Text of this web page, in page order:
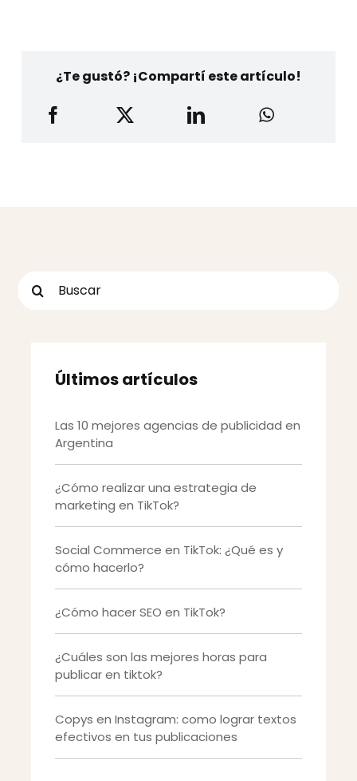
¿Te gustó? ¡Compartí este artículo!
Últimos artículos
Las 10 mejores agencias de publicidad en
Argentina
¿Cómo realizar una estrategia de
marketing en TikTok?
Social Commerce en TikTok: ¿Qué es y
cómo hacerlo?
¿Cómo hacer SEO en TikTok?
¿Cuáles son las mejores horas para
publicar en tiktok?
Copys en Instagram: como lograr textos
efectivos en tus publicaciones